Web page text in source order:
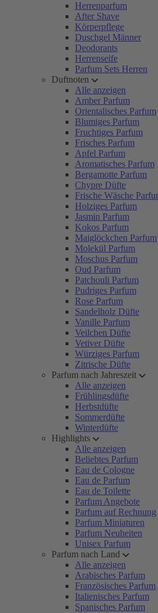
Herrenparfum
After Shave
Körperpflege
Duschgel Männer
Deodorants
Herrenseife
Parfum Sets Herren
Duftnoten
Alle anzeigen
Amber Parfum
Orientalisches Parfum
Blumiges Parfum
Fruchtiges Parfum
Frisches Parfum
Apfel Parfum
Aromatisches Parfum
Bergamotte Parfum
Chypre Düfte
Frische Wäsche
Holziges Parfum
Jasmin Parfum
Kokos Parfum
Maiglöckchen Parfum
Molekül Parfum
Moschus Parfum
Oud Parfum
Patchouli Parfum
Pudriges Parfum
Rose Parfum
Sandelholz Düfte
Vanille Parfum
Veilchen Düfte
Vetiver Düfte
Würziges Parfum
Zitrische Düfte
Parfum nach Jahreszeit
Alle anzeigen
Frühlingsdüfte
Herbstdüfte
Sommerdüfte
Winterdüfte
Highlights
Alle anzeigen
Beliebtes Parfum
Eau de Cologne
Eau de Parfum
Eau de Toilette
Parfum Angebote
Parfum auf Rechnung
Parfum Miniaturen
Parfum Neuheiten
Unisex Parfum
Parfum nach Land
Alle anzeigen
Arabisches Parfum
Französisches Parfum
Italienisches Parfum
Spanisches Parfum